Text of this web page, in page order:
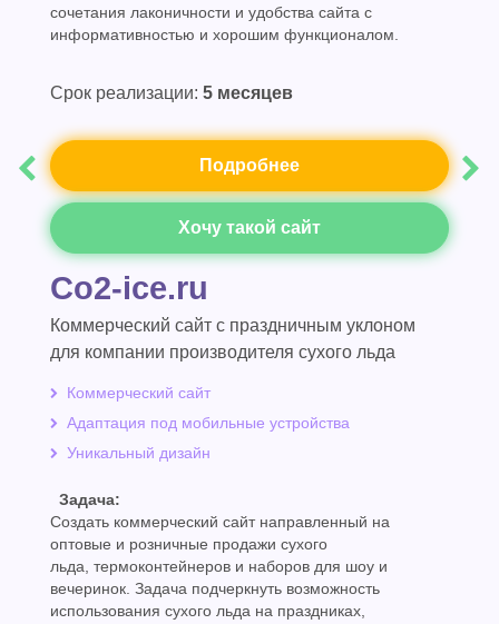
сочетания лаконичности и удобства сайта с
информативностью и хорошим функционалом.
Срок реализации: 5 месяцев
Подробнее
Хочу такой сайт
Co2-ice.ru
Коммерческий сайт с праздничным уклоном
для компании производителя сухого льда
Коммерческий сайт
Адаптация под мобильные устройства
Уникальный дизайн
Задача:
Создать коммерческий сайт направленный на
оптовые и розничные продажи сухого
льда, термоконтейнеров и наборов для шоу и
вечеринок. Задача подчеркнуть возможность
использования сухого льда на праздниках,